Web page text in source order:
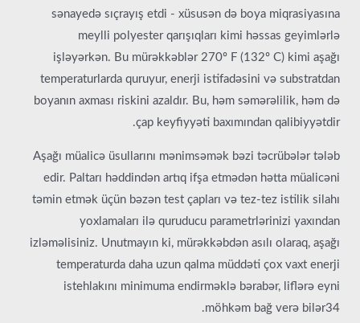
sənayedə sıçrayış etdi - xüsusən də boya miqrasiyasına
meylli polyester qarışıqları kimi həssas geyimlərlə
işləyərkən. Bu mürəkkəblər 270º F (132º C) kimi aşağı
temperaturlarda quruyur, enerji istifadəsini və substratdan
boyanın axması riskini azaldır. Bu, həm səmərəlilik, həm də
çap keyfiyyəti baxımından qalibiyyətdir.
Aşağı müalicə üsullarını mənimsəmək bəzi təcrübələr tələb
edir. Paltarı həddindən artıq ifşa etmədən hətta müalicəni
təmin etmək üçün bəzən test çapları və tez-tez istilik silahı
yoxlamaları ilə quruducu parametrlərinizi yaxından
izləməlisiniz. Unutmayın ki, mürəkkəbdən asılı olaraq, aşağı
temperaturda daha uzun qalma müddəti çox vaxt enerji
istehlakını minimuma endirməklə bərabər, liflərə eyni
möhkəm bağ verə bilər34.